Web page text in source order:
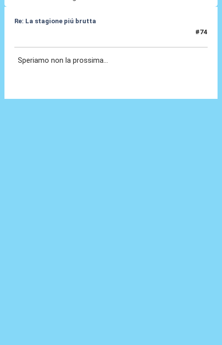
Re: La stagione piú brutta
#74
Speriamo non la prossima...